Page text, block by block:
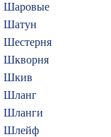
Шаровые
Шатун
Шестерня
Шкворня
Шкив
Шланг
Шланги
Шлейф